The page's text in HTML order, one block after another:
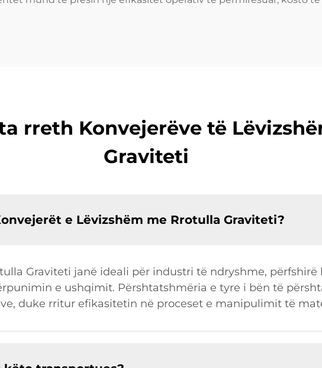
rreth Konvejerëve të
Graviteti
e Lëvizshëm me Rrotulla Graviteti?
Graviteti janë ideali për industri të ndryshme, përfshirë
e ushqimit. Përshtatshmëria e tyre i bën të
duke rritur efikasitetin në proceset e manipulimit të